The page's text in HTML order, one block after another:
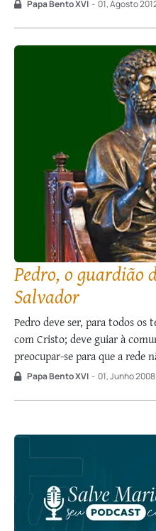
Papa Bento XVI - 01, Agosto
Pedro, o guardião
Salvador
Pedro deve ser, para todos os
com Cristo; deve guiar à
preocupar-se para que a rede
perdurar a comunhão
Papa Bento XVI - 01, Junho 2008